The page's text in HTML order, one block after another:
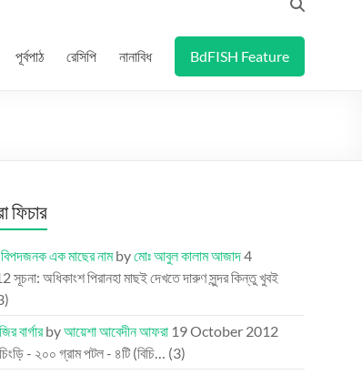
পূর্বপাঠ রেসিপি নানাবিধ BdFISH Feature
ফিচার
এক মাছের নামbyমোঃ আবুল কালাম আজাদ4
সূচনা: অধিকাংশ পিরানহা মাছই দেখতে দারুণ সুন্দর কিন্তু খুবই
বার্গারbyআয়েশা আবেদীন আফরা 19 October 2012
- ২০০ গ্রাম পটল - ৪টি (বিচি… (3)